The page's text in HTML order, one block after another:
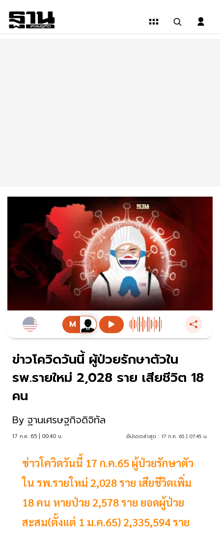
ข่าวโควิดวันนี้ ผู้ป่วยรักษาตัวใน
รพ.รายใหม่ 2,028 ราย เสียชีวิต 18
คน
By ฐานเศรษฐกิจดิจิทัล
17 ก.ค. 65 | 00:40 น. อัปเดตล่าสุด : 17 ก.ค. 65 | 07:45 น.
ข่าวโควิดวันนี้ 17 ก.ค.65 ผู้ป่วยรักษาตัว
ใน รพ.รายใหม่ 2,028 ราย เสียชีวิตเพิ่ม
18 คน หายป่วย 2,578 ราย ยอดผู้ป่วย
สะสม(ตั้งแต่ 1 ม.ค.65) 2,335,594 ราย